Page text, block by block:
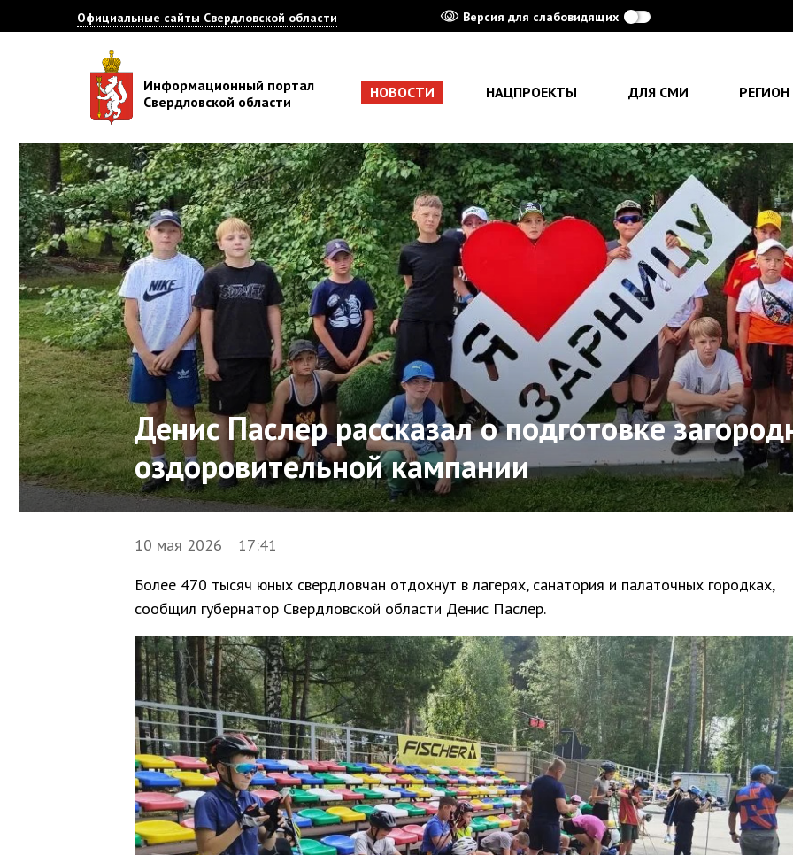
Официальные сайты Свердловской области Версия для слабовидящих
Информационный портал
Свердловской области
НОВОСТИ НАЦПРОЕКТЫ ДЛЯ СМИ РЕГИОН
Денис Паслер рассказал о подготовке
оздоровительной кампании
10 мая 2026 17:41
Более 470 тысяч юных свердловчан отдохнут в лагерях, санатория и палаточных городках,
сообщил губернатор Свердловской области Денис Паслер.